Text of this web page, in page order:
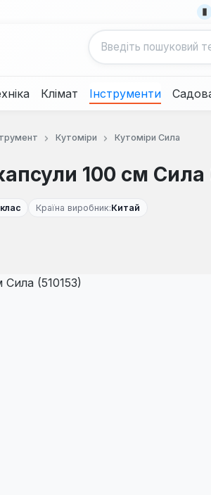
Клімат Інструменти
Кутоміри Кутоміри Сила
100 см Сила
Країна виробник:Китай